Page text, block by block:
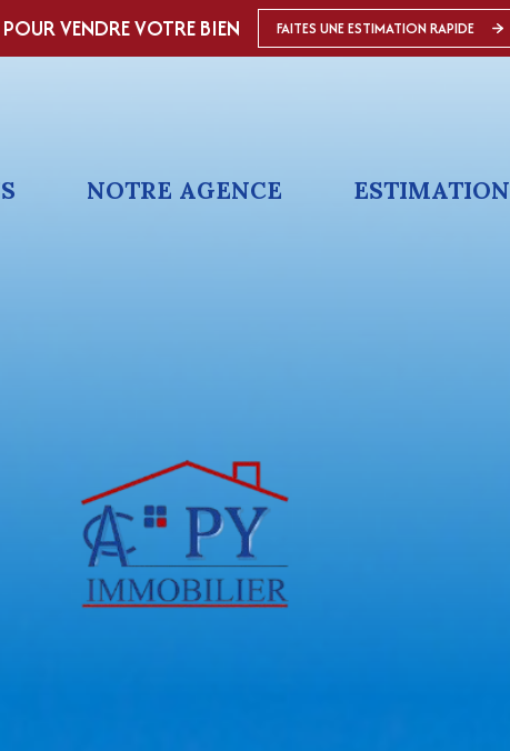
VENDRE VOTRE BIEN FAITES UNE ESTIMATION RAPIDE
NOTRE AGENCE ESTIMATION